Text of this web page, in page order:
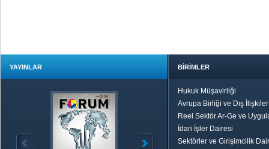
YAYINLAR BİRİMLER
Hukuk Müşavirliği
Avrupa Birliği ve Dış
Reel Sektör Ar-Ge ve
İdari İşler Dairesi
Sektörler ve Girişimcilik